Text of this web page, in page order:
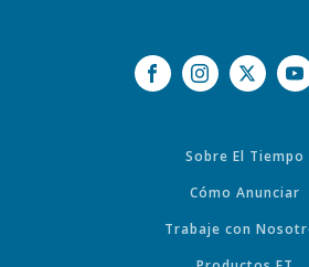
Sobre El Tiempo
Cómo Anunciar
Trabaje con